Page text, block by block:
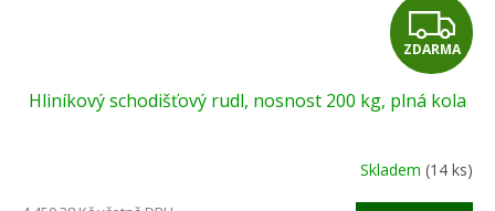
Z
D
A
R
ZDARMA
Hliníkový schodišťový rudl, nosnost 200 kg, plná kola
Skladem (14 ks)